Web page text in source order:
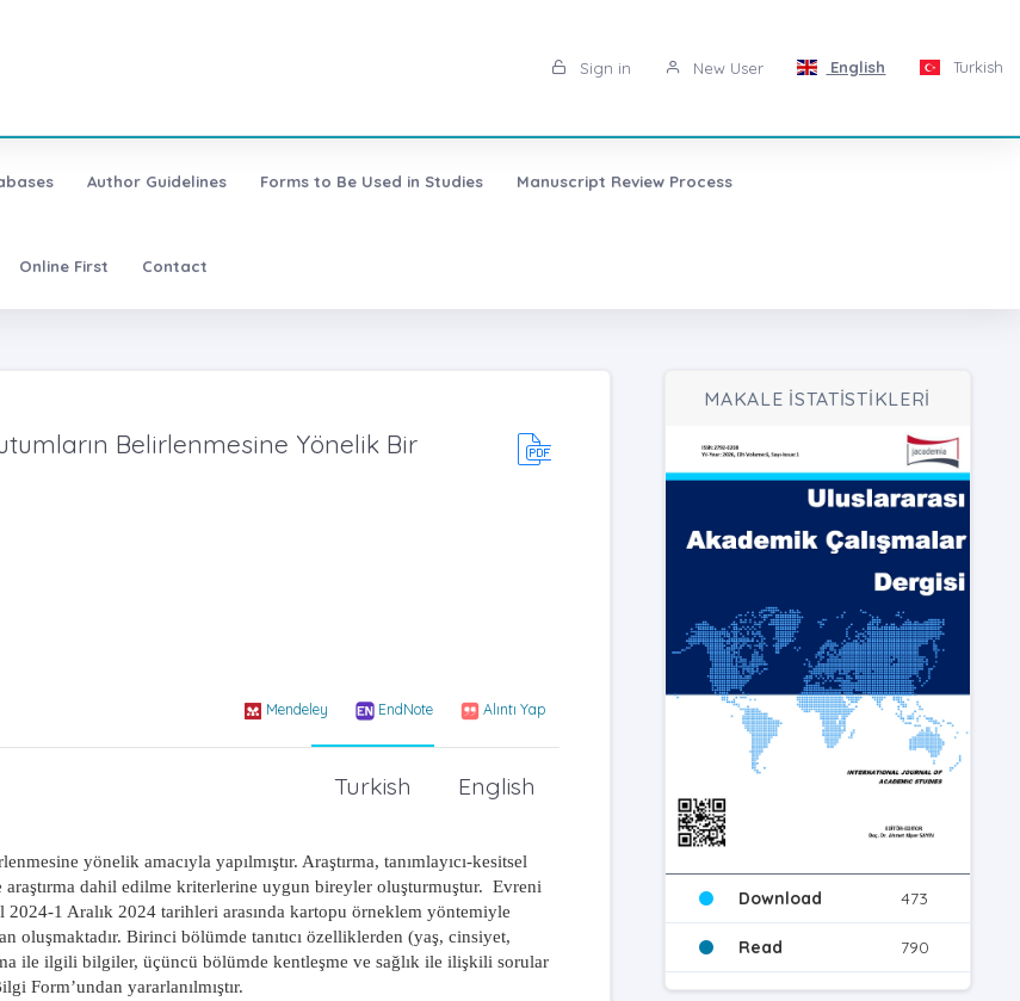
Sign in New User English Turkish
Author Guidelines Forms to Be Used in Studies Manuscript Review Process
Online First Contact
Belirlenmesine Yönelik Bir
Mendeley EndNote Alıntı Yap
English
Turkish
yönelik amacıyla yapılmıştır. Araştırma, tanımlayıcı-kesitsel
dahil edilme kriterlerine uygun bireyler oluşturmuştur. Evreni
1 Aralık 2024 tarihleri arasında kartopu örneklem yöntemiyle
oluşmaktadır. Birinci bölümde tanıtıcı özelliklerden (yaş, cinsiyet,
ile ilgili bilgiler, üçüncü bölümde kentleşme ve sağlık ile ilişkili sorular
Form’undan yararlanılmıştır.
MAKALE İSTATİSTİKLERİ
Download 473
Read 790